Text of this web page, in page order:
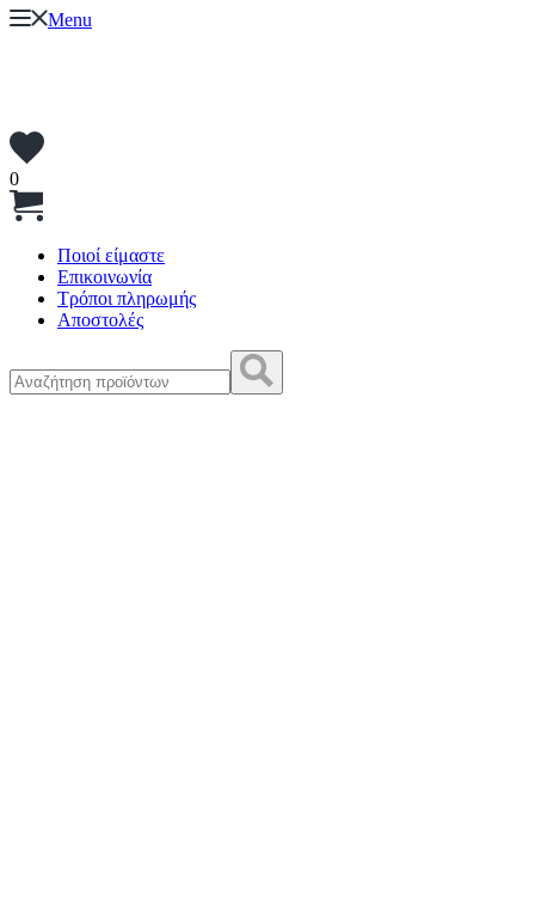
Menu
0
Ποιοί είμαστε
Επικοινωνία
Τρόποι πληρωμής
Αποστολές
για: